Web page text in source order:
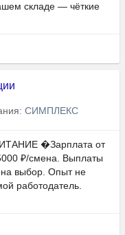
складе — чёткие
СИМПЛЕКС
�Зарплата от
₽/смена. Выплаты
выбор. Опыт не
работодатель.